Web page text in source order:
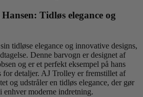
Tidløs elegance og
tidløse elegance og innovative designs,
Denne barvogn er designet af
og er et perfekt eksempel på hans
for detaljer. AJ Trolley er fremstillet af
og udstråler en tidløs elegance, der gør
enhver moderne indretning.